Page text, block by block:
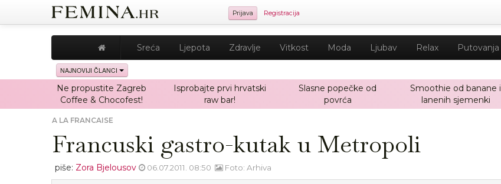
Prijava Registracija
Sreća Ljepota Zdravlje Vitkost Moda Ljubav Relax Putovanja
NAJNOVIJI ČLANCI
Ne propustite Zagreb
Coffee & Chocofest!
Isprobajte prvi hrvatski
raw bar!
Slasne popečke od
povrća
Smoothie od banane i
lanenih sjemenki
A LA FRANCAISE
Francuski gastro-kutak u Metropoli
piše: Zora Bjelousov 06.07.2011. 08:50 Foto: Arhiva